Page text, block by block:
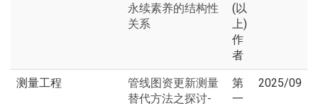
永续素养的结构性
关系
(以
上)
作
者
测量工程
管线图资更新测量
替代方法之探讨-
第
一
2025/09